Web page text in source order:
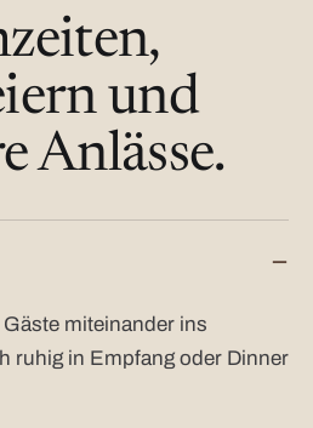
und
Anlässe.
miteinander ins
ruhig in Empfang oder Dinner